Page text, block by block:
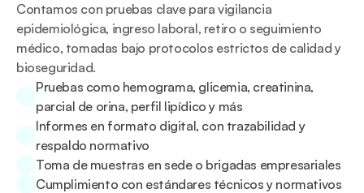
Contamos con pruebas clave para vigilancia
epidemiológica, ingreso laboral, retiro o seguimiento
médico, tomadas bajo protocolos estrictos de calidad y
bioseguridad.
Pruebas como hemograma, glicemia, creatinina,
parcial de orina, perfil lipídico y más
Informes en formato digital, con trazabilidad y
respaldo normativo
Toma de muestras en sede o brigadas empresariales
Cumplimiento con estándares técnicos y normativos